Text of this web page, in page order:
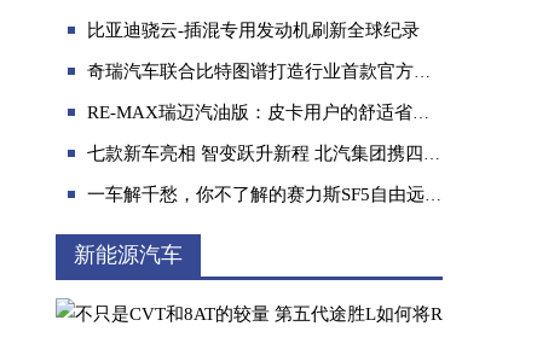
比亚迪骁云-插混专用发动机刷新全球纪录
奇瑞汽车联合比特图谱打造行业首款官方定制车型数字潮玩
RE-MAX瑞迈汽油版：皮卡用户的舒适省心之选
七款新车亮相 智变跃升新程 北汽集团携四大品牌登陆上海车展
一车解千愁，你不了解的赛力斯SF5自由远征版就是这么神
新能源汽车